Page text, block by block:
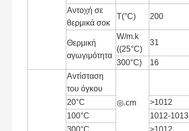
Αντοχή σε
θερμικά σοκ
T(°C) 200
Θερμική
αγωγιμότητα
W/m.k
((25°C)
31
300°C) 16
Αντίσταση
του όγκου
◎.cm
20°C >1012
100°C
1012-1013